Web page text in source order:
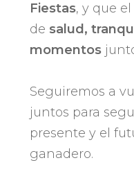
Fiestas, y que
de salud,
momentos
Seguiremos a
juntos para
presente y el
ganadero.